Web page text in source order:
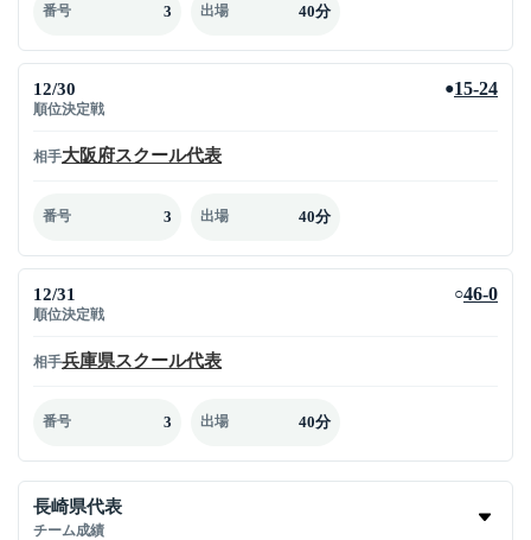
番号 3 出場 40分
12/30
順位決定戦
●15-24
相手大阪府スクール代表
番号 3 出場 40分
12/31
順位決定戦
○46-0
相手兵庫県スクール代表
番号 3 出場 40分
長崎県代表
チーム成績